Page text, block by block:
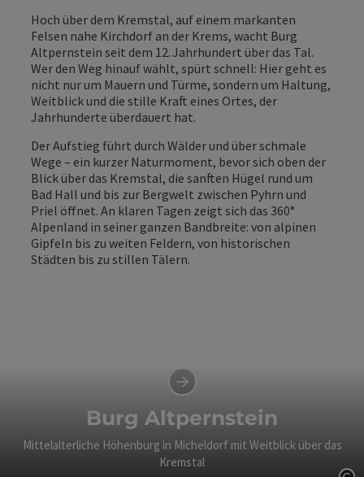
Hoch über dem Kremstal, auf einem markanten
Felsen nahe Kirchdorf an der Krems, wacht Burg
Altpernstein seit dem 12. Jahrhundert über das Tal.
Wer den Weg hinauf wählt, spürt schnell: Hier geht es
nicht nur um Mauern und Türme, sondern um Haltung,
Weitblick und die stille Kraft eines Ortes, der
Jahrhunderte überdauert hat.
Der Aufstieg führt durch Wälder und über schmale
Wege – ein kurzer Naturmoment, bevor sich oben der
Blick über das Kremstal, die sanften Hügel rund um
Bad Hall und bis zur Bergwelt zwischen Pyhrn und
Priel öffnet. An klaren Tagen zeigt sich das 360°
Alpenland in seiner ganzen Bandbreite: von alpinen
Gipfeln bis zu weiten Feldern, von historischen
Städten bis zu stillen Tälern.
Burg Altpernstein
Mittelalterliche Höhenburg in Micheldorf mit Weitblick über das
Kremstal